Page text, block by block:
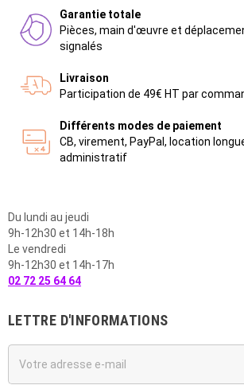
Garantie totale
Pièces, main d'œuvre et
signalés
Livraison
Participation de 49€ HT par
Différents modes de paiement
CB, virement, PayPal, location
administratif
Du lundi au jeudi
9h-12h30 et 14h-18h
Le vendredi
9h-12h30 et 14h-17h
02 72 25 64 64
LETTRE D'INFORMATIONS